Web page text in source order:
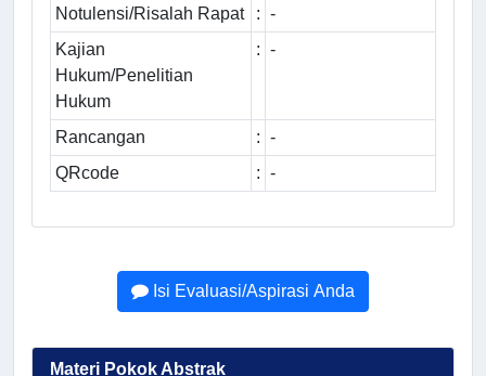
Notulensi/Risalah Rapat
: -
Kajian
Hukum/Penelitian
Hukum
: -
Rancangan : -
QRcode
: -
Isi Evaluasi/Aspirasi Anda
Materi Pokok Abstrak